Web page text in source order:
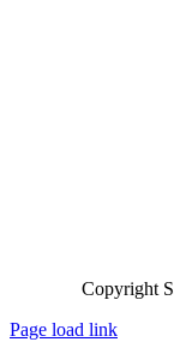
Copyright
Page load link